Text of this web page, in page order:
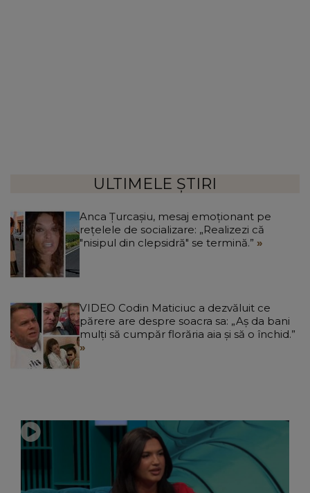
ULTIMELE ȘTIRI
Anca Țurcașiu, mesaj emoționant pe
rețelele de socializare: „Realizezi că
"nisipul din clepsidră" se termină.”
VIDEO Codin Maticiuc a dezvăluit ce
părere are despre soacra sa: „Aș da bani
mulți să cumpăr florăria aia și să o închid.”